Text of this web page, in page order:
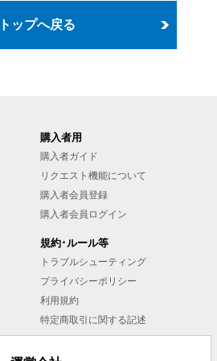
トップへ戻る
購入者用
購入者ガイド
リクエスト機能について
購入者会員登録
購入者会員ログイン
規約･ルール等
トラブルシューティング
プライバシーポリシー
利用規約
特定商取引に関する記述